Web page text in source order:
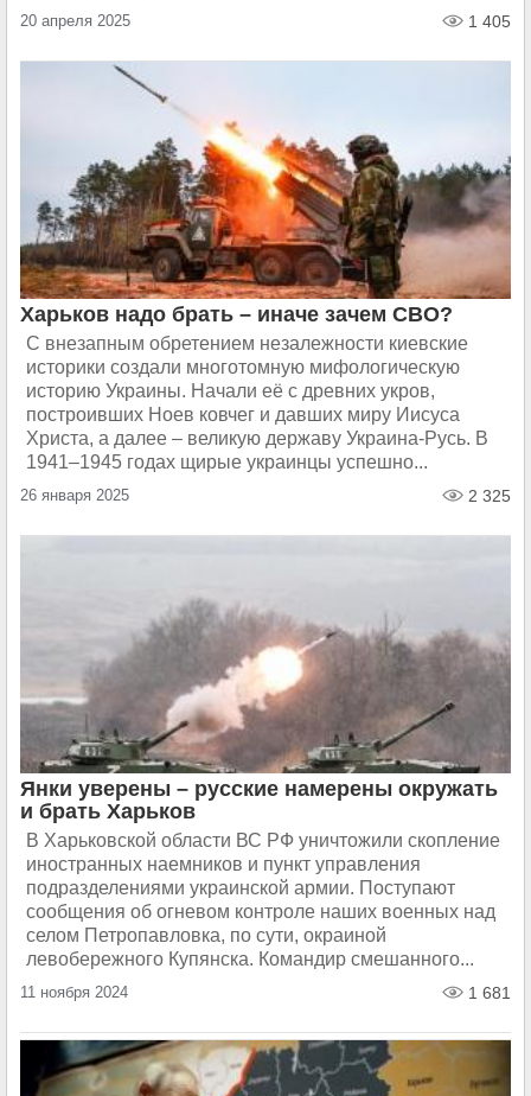
20 апреля 2025 1 405
Харьков надо брать – иначе зачем СВО?
С внезапным обретением незалежности киевские
историки создали многотомную мифологическую
историю Украины. Начали её с древних укров,
построивших Ноев ковчег и давших миру Иисуса
Христа, а далее – великую державу Украина-Русь. В
1941–1945 годах щирые украинцы успешно...
26 января 2025 2 325
Янки уверены – русские намерены окружать
и брать Харьков
В Харьковской области ВС РФ уничтожили скопление
иностранных наемников и пункт управления
подразделениями украинской армии. Поступают
сообщения об огневом контроле наших военных над
селом Петропавловка, по сути, окраиной
левобережного Купянска. Командир смешанного...
11 ноября 2024 1 681